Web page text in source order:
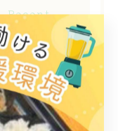
Recent
07/14